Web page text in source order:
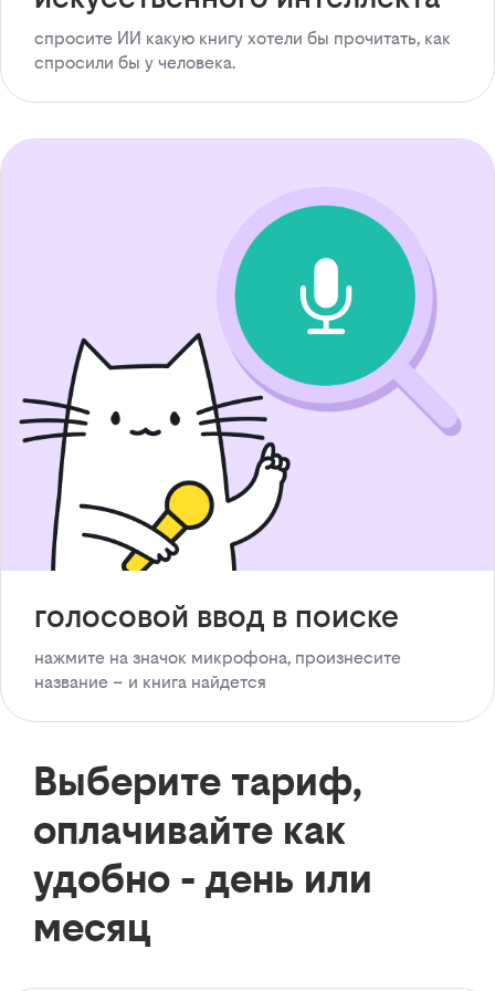
спросите ИИ какую книгу хотели бы прочитать, как
спросили бы у человека.
голосовой ввод в поиске
нажмите на значок микрофона, произнесите
название – и книга найдется
Выберите тариф,
оплачивайте как
удобно - день или
месяц